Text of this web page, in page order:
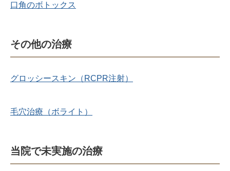
口角のボトックス
その他の治療
グロッシースキン（RCPR注射）
毛穴治療（ボライト）
当院で未実施の治療